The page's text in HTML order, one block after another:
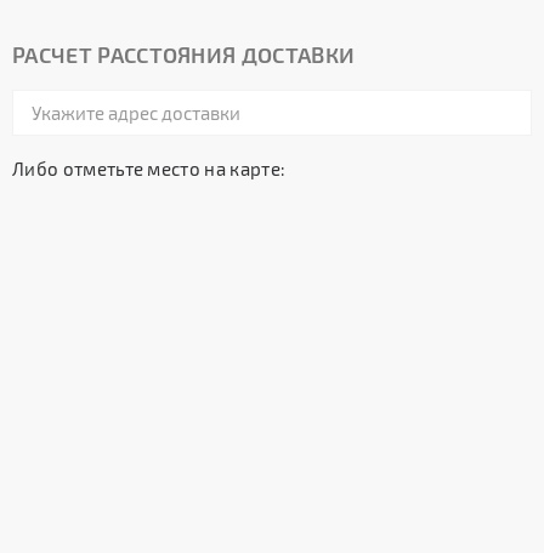
РАСЧЕТ РАССТОЯНИЯ ДОСТАВКИ
Либо отметьте место на карте: